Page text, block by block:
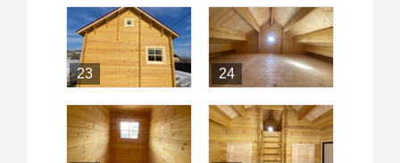
23 24